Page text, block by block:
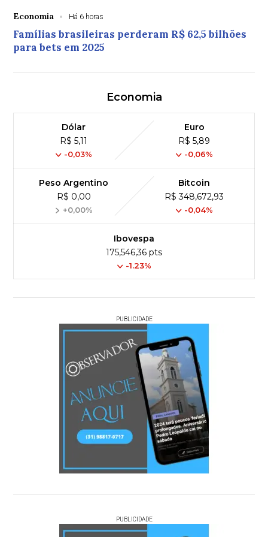
Economia Há 6 horas
Famílias brasileiras perderam R$ 62,5 bilhões
para bets em 2025
Economia
Dólar
R$ 5,11
-0,03%
Euro
R$ 5,89
-0,06%
Peso Argentino
R$ 0,00
+0,00%
Bitcoin
R$ 348,672,93
-0,04%
Ibovespa
175,546,36 pts
-1.23%
PUBLICIDADE
PUBLICIDADE